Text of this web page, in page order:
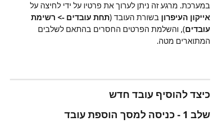
במערכת. מרגע זה ניתן לערוך את פרטיו על ידי לחיצה על
אייקון העיפרון בשורת העובד (תחת עובדים -> רשימת
עובדים), והשלמת הפרטים החסרים בהתאם לשלבים
המתוארים מטה.
כיצד להוסיף עובד חדש
שלב 1 - כניסה למסך הוספת עובד